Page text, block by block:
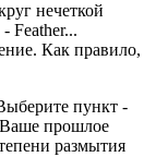
нечеткой
Feather...
Как правило,
пункт -
прошлое
размытия